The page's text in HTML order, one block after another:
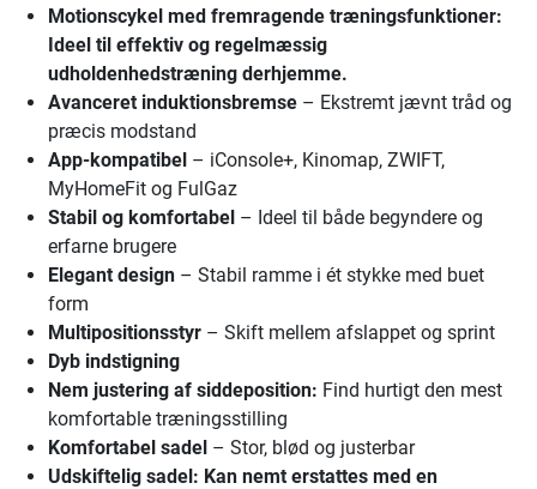
Motionscykel med fremragende træningsfunktioner:
Ideel til effektiv og regelmæssig
udholdenhedstræning derhjemme.
Avanceret induktionsbremse – Ekstremt jævnt tråd og
præcis modstand
App-kompatibel – iConsole+, Kinomap, ZWIFT,
MyHomeFit og FulGaz
Stabil og komfortabel – Ideel til både begyndere og
erfarne brugere
Elegant design – Stabil ramme i ét stykke med buet
form
Multipositionsstyr – Skift mellem afslappet og sprint
Dyb indstigning
Nem justering af siddeposition: Find hurtigt den mest
komfortable træningsstilling
Komfortabel sadel – Stor, blød og justerbar
Udskiftelig sadel: Kan nemt erstattes med en